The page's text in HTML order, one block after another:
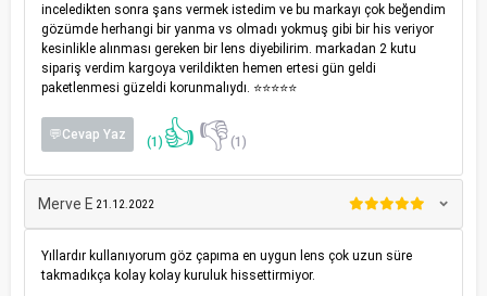
inceledikten sonra şans vermek istedim ve bu markayı çok beğendim
gözümde herhangi bir yanma vs olmadı yokmuş gibi bir his veriyor
kesinlikle alınması gereken bir lens diyebilirim. markadan 2 kutu
sipariş verdim kargoya verildikten hemen ertesi gün geldi
paketlenmesi güzeldi korunmalıydı. ⭐️⭐️⭐️⭐️⭐️
💬Cevap Yaz (1) 👍👎(1)
Merve E 21.12.2022
Yıllardır kullanıyorum göz çapıma en uygun lens çok uzun süre
takmadıkça kolay kolay kuruluk hissettirmiyor.